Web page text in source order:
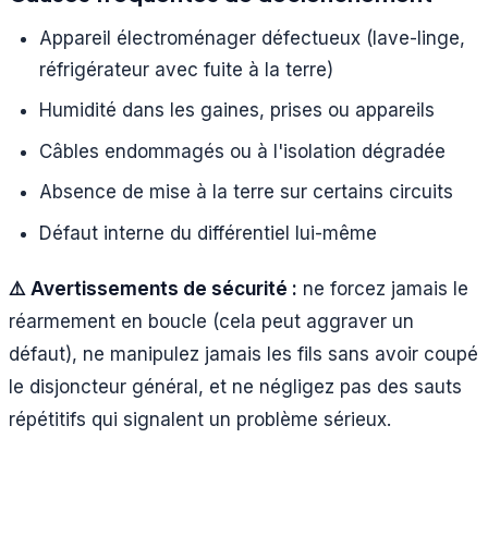
Appareil électroménager défectueux (lave-linge,
réfrigérateur avec fuite à la terre)
Humidité dans les gaines, prises ou appareils
Câbles endommagés ou à l'isolation dégradée
Absence de mise à la terre sur certains circuits
Défaut interne du différentiel lui-même
⚠️ Avertissements de sécurité : ne forcez jamais le
réarmement en boucle (cela peut aggraver un
défaut), ne manipulez jamais les fils sans avoir coupé
le disjoncteur général, et ne négligez pas des sauts
répétitifs qui signalent un problème sérieux.